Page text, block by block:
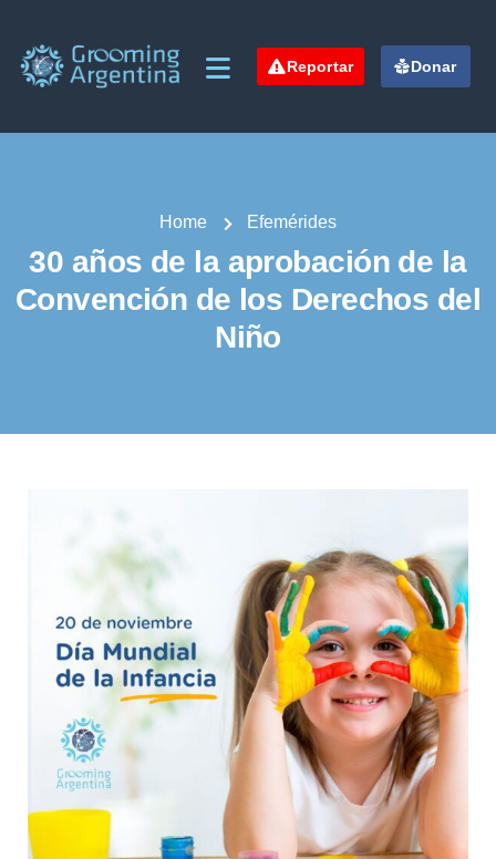
Reportar Donar
Home Efemérides
30 años de la aprobación de la
Convención de los Derechos del
Niño